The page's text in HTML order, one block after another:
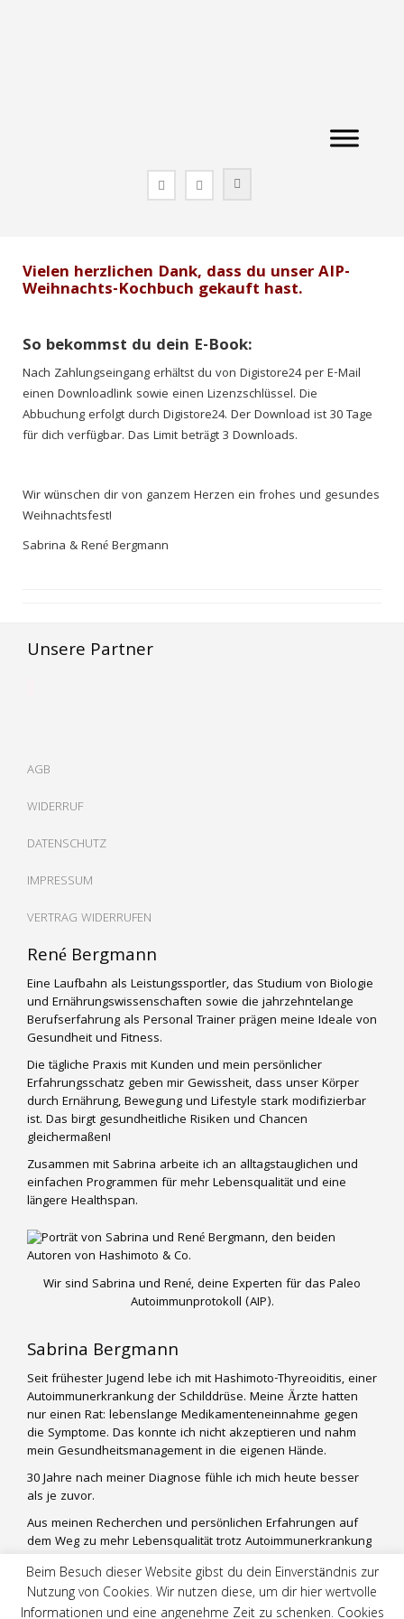
Vielen herzlichen Dank, dass du unser AIP-
Weihnachts-Kochbuch gekauft hast.
So bekommst du dein E-Book:
Nach Zahlungseingang erhältst du von Digistore24 per E-Mail
einen Downloadlink sowie einen Lizenzschlüssel. Die
Abbuchung erfolgt durch Digistore24. Der Download ist 30 Tage
für dich verfügbar. Das Limit beträgt 3 Downloads.
Wir wünschen dir von ganzem Herzen ein frohes und gesundes
Weihnachtsfest!
Sabrina & René Bergmann
Unsere Partner
AGB
WIDERRUF
DATENSCHUTZ
IMPRESSUM
VERTRAG WIDERRUFEN
René Bergmann
Eine Laufbahn als Leistungssportler, das Studium von Biologie
und Ernährungswissenschaften sowie die jahrzehntelange
Berufserfahrung als Personal Trainer prägen meine Ideale von
Gesundheit und Fitness.
Die tägliche Praxis mit Kunden und mein persönlicher
Erfahrungsschatz geben mir Gewissheit, dass unser Körper
durch Ernährung, Bewegung und Lifestyle stark modifizierbar
ist. Das birgt gesundheitliche Risiken und Chancen
gleichermaßen!
Zusammen mit Sabrina arbeite ich an alltagstauglichen und
einfachen Programmen für mehr Lebensqualität und eine
längere Healthspan.
Wir sind Sabrina und René, deine Experten für das Paleo
Autoimmunprotokoll (AIP).
Sabrina Bergmann
Seit frühester Jugend lebe ich mit Hashimoto-Thyreoiditis, einer
Autoimmunerkrankung der Schilddrüse. Meine Ärzte hatten
nur einen Rat: lebenslange Medikamenteneinnahme gegen
die Symptome. Das konnte ich nicht akzeptieren und nahm
mein Gesundheitsmanagement in die eigenen Hände.
30 Jahre nach meiner Diagnose fühle ich mich heute besser
als je zuvor.
Aus meinen Recherchen und persönlichen Erfahrungen auf
dem Weg zu mehr Lebensqualität trotz Autoimmunerkrankung
Konzepte für andere Betroffene. Mein Mann René ist mir mit
seiner naturwissenschaftlichen Betrachtung der
Fragestellungen eine große Hilfe.
Beim Besuch dieser Website gibst du dein Einverständnis zur
Nutzung von Cookies. Wir nutzen diese, um dir hier wertvolle
Informationen und eine angenehme Zeit zu schenken. Cookies